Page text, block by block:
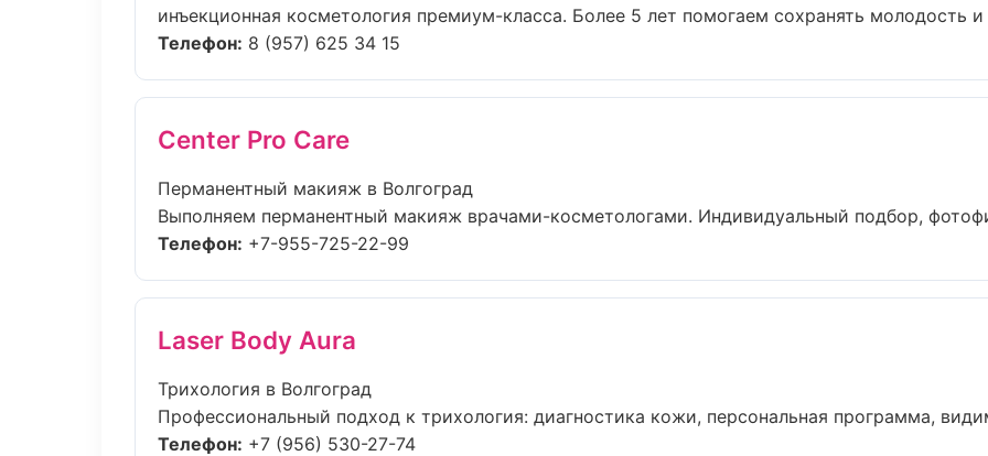
инъекционная косметология премиум-класса. Более 5 лет помогаем сохранять молодость и
Телефон: 8 (957) 625 34 15
Center Pro Care
Перманентный макияж в Волгоград
Выполняем перманентный макияж врачами-косметологами. Индивидуальный подбор,
Телефон: +7-955-725-22-99
Laser Body Aura
Трихология в Волгоград
Профессиональный подход к трихология: диагностика кожи, персональная программа,
Телефон: +7 (956) 530-27-74